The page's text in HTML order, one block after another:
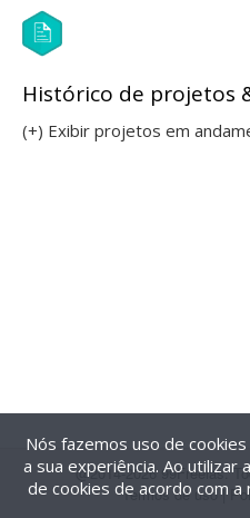
Histórico de projetos
(+) Exibir projetos em
@2014-2026 99Freelas.
Termos de uso|
Nós fazemos uso de
a sua experiência. Ao utilizar
de cookies de acordo com a